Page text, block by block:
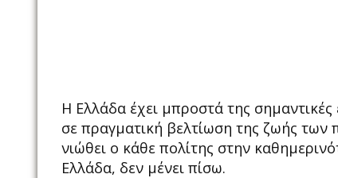
Η Ελλάδα έχει μπροστά της
σε πραγματική βελτίωση της ζωής των
νιώθει ο κάθε πολίτης στην
Ελλάδα, δεν μένει πίσω.